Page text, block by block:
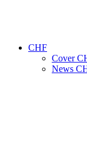
CHF
Cover
News